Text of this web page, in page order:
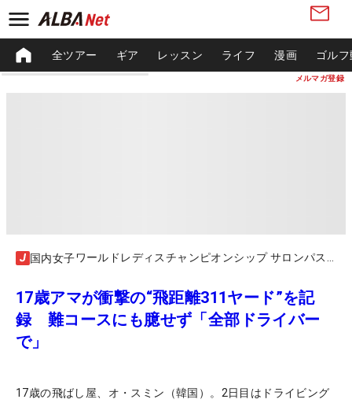
メルマガ登録
全ツアー ギア レッスン ライフ 漫画 ゴル
国内女子
17歳アマが衝撃の“飛距離311ヤード”を記
録 難コースにも臆せず「全部ドライバー
で」
17歳の飛ばし屋、オ・スミン（韓国）。2日目はドライビング